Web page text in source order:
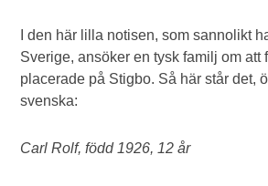
I den här lilla notisen, som sannolikt
Sverige, ansöker en tysk familj om att
placerade på Stigbo. Så här står det,
svenska:
Carl Rolf, född 1926, 12 år